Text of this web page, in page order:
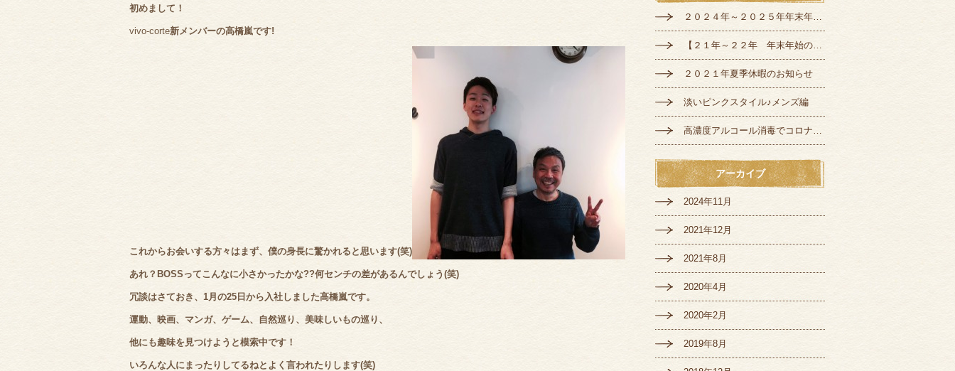
初めまして！
vivo-corte新メンバーの高橋嵐です!
これからお会いする方々はまず、僕の身長に驚かれると思います(笑)
あれ？BOSSってこんなに小さかったかな??何センチの差があるんでしょう(笑)
冗談はさておき、1月の25日から入社しました高橋嵐です。
運動、映画、マンガ、ゲーム、自然巡り、美味しいもの巡り、
他にも趣味を見つけようと模索中です！
いろんな人にまったりしてるねとよく言われたりします(笑)
２０２４年～２０２５年年末年始の定休日のお知らせ
【２１年～２２年 年末年始の営業のご案内】
２０２１年夏季休暇のお知らせ
淡いピンクスタイル♪メンズ編
高濃度アルコール消毒でコロナ対策♪
アーカイブ
2024年11月
2021年12月
2021年8月
2020年4月
2020年2月
2019年8月